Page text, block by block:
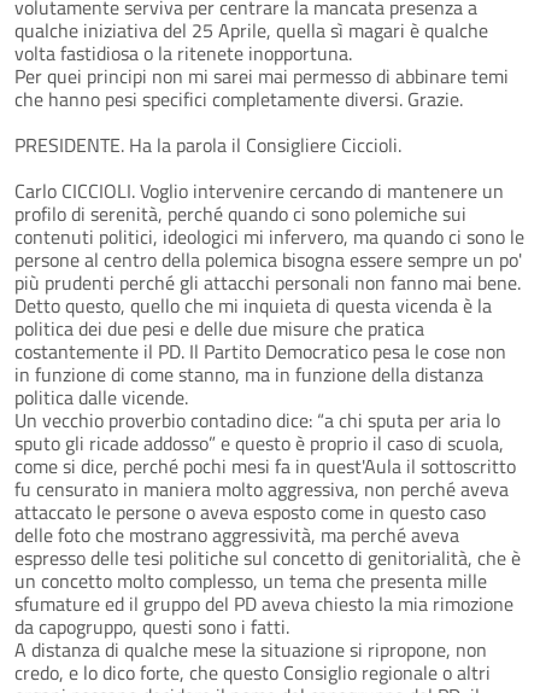
volutamente serviva per centrare la mancata presenza a
qualche iniziativa del 25 Aprile, quella sì magari è qualche
volta fastidiosa o la ritenete inopportuna.
Per quei principi non mi sarei mai permesso di abbinare temi
che hanno pesi specifici completamente diversi. Grazie.
PRESIDENTE. Ha la parola il Consigliere Ciccioli.
Carlo CICCIOLI. Voglio intervenire cercando di mantenere un
profilo di serenità, perché quando ci sono polemiche sui
contenuti politici, ideologici mi infervero, ma quando ci sono le
persone al centro della polemica bisogna essere sempre un po'
più prudenti perché gli attacchi personali non fanno mai bene.
Detto questo, quello che mi inquieta di questa vicenda è la
politica dei due pesi e delle due misure che pratica
costantemente il PD. Il Partito Democratico pesa le cose non
in funzione di come stanno, ma in funzione della distanza
politica dalle vicende.
Un vecchio proverbio contadino dice: “a chi sputa per aria lo
sputo gli ricade addosso” e questo è proprio il caso di scuola,
come si dice, perché pochi mesi fa in quest'Aula il sottoscritto
fu censurato in maniera molto aggressiva, non perché aveva
attaccato le persone o aveva esposto come in questo caso
delle foto che mostrano aggressività, ma perché aveva
espresso delle tesi politiche sul concetto di genitorialità, che è
un concetto molto complesso, un tema che presenta mille
sfumature ed il gruppo del PD aveva chiesto la mia rimozione
da capogruppo, questi sono i fatti.
A distanza di qualche mese la situazione si ripropone, non
credo, e lo dico forte, che questo Consiglio regionale o altri